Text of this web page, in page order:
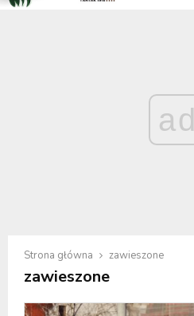
ad
Strona główna zawieszone
zawieszone